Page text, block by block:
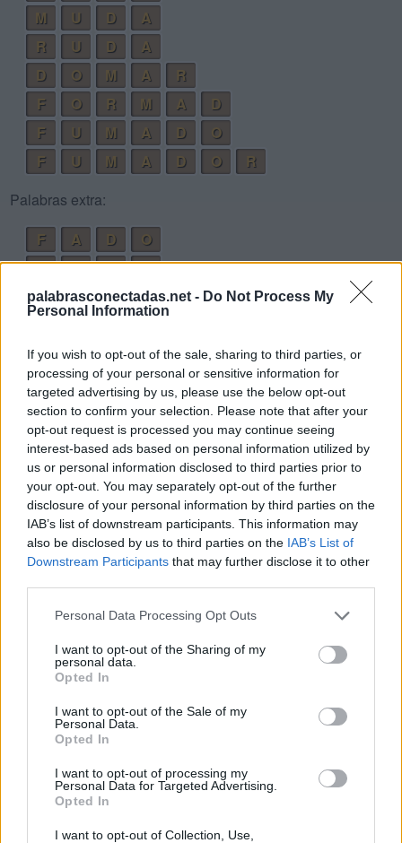
palabrasconectadas.net - Do Not Process My
Personal Information
If you wish to opt-out of the sale, sharing to third parties, or
processing of your personal or sensitive information for
targeted advertising by us, please use the below opt-out
section to confirm your selection. Please note that after your
opt-out request is processed you may continue seeing
interest-based ads based on personal information utilized by
us or personal information disclosed to third parties prior to
your opt-out. You may separately opt-out of the further
disclosure of your personal information by third parties on the
IAB’s list of downstream participants. This information may
also be disclosed by us to third parties on the IAB’s List of
Downstream Participants that may further disclose it to other
Personal Data Processing Opt Outs
I want to opt-out of the Sharing of my
personal data.
Opted In
I want to opt-out of the Sale of my
Personal Data.
Opted In
I want to opt-out of processing my
Personal Data for Targeted Advertising.
Opted In
I want to opt-out of Collection, Use,
M
U D
A
R
U D
A
D
O M A
R
F
O R M A
D
F
U M A D
O
F
U M A D O
R
Palabras extra:
F
A D
O
D
U R
O
M
O D
A
F
A R D
O
F
U M A
R
M
U D A
R
M
A D U R
O
M
U R A D
O
R
U D
O
M
U D
O
F
A R
O
R
A M
O
O D
A
A
O M
U R
O R
A